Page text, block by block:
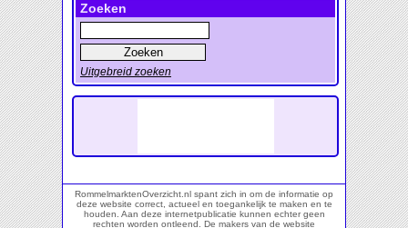
Zoeken
Uitgebreid zoeken
RommelmarktenOverzicht.nl spant zich in om de informatie op
deze website correct, actueel en toegankelijk te maken en te
houden. Aan deze internetpublicatie kunnen echter geen
rechten worden ontleend. De makers van de website